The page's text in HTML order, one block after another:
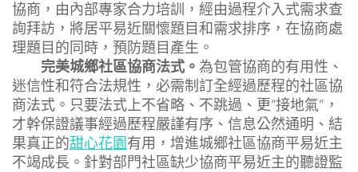
協商，由內部專家合力培訓，經由過程介入式需求查
詢拜訪，將居平易近關懷題目和需求排序，在協商處
理題目的同時，預防題目產生。
完美城鄉社區協商法式。 為包管協商的有用性、
迷信性和符合法規性，必需制訂全經過歷程的社區協
商法式。只要法式上不省略、不跳過、更“接地氣”，
才幹保證議事經過歷程嚴謹有序、信息公然通明、結
果真正的甜心花園有用，增進城鄉社區協商平易近主
不竭成長。針對部門社區缺少協商平易近主的聽證監